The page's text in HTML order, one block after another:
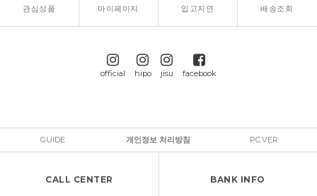
관심상품 마이페이지 입고지연 배송조회
official hipo jisu facebook
GUIDE 개인정보 처리방침 PC.VER
CALL CENTER BANK INFO